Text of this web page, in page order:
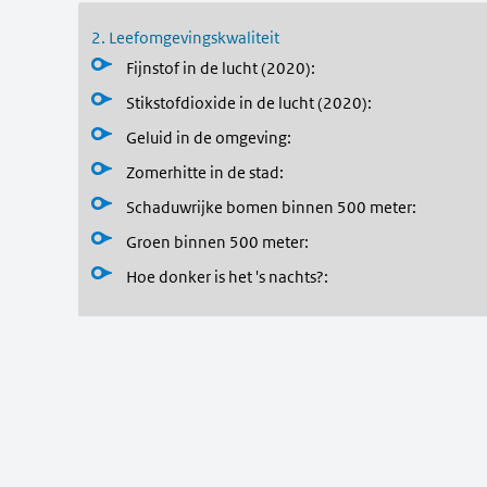
2. Leefomgevingskwaliteit
Fijnstof in de lucht (2020):
Stikstofdioxide in de lucht (2020):
Geluid in de omgeving:
Zomerhitte in de stad:
Schaduwrijke bomen binnen 500 meter:
Groen binnen 500 meter:
Hoe donker is het 's nachts?: